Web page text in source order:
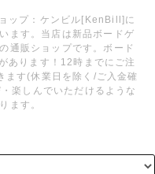
ップ：ケンビル[KenBill]に
ます。当店は新品ボードゲ
通販ショップです。ボード
あります！12時までにご注
ます(休業日を除く/ご入金確
楽しんでいただけるような
ます。